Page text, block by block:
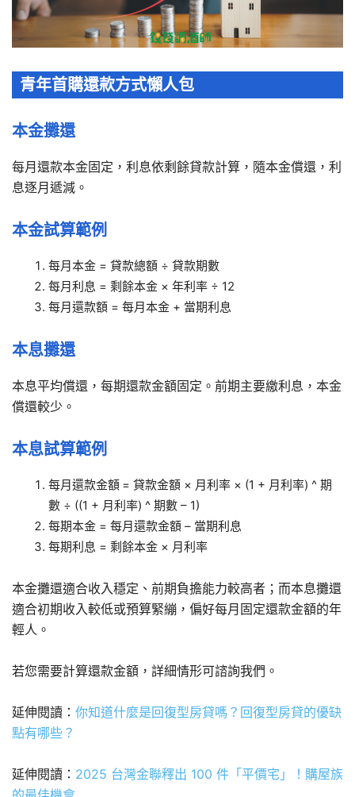
青年首購還款方式懶人包
本金攤還
每月還款本金固定，利息依剩餘貸款計算，隨本金償還，利
息逐月遞減。
本金試算範例
每月本金 = 貸款總額 ÷ 貸款期數
每月利息 = 剩餘本金 × 年利率 ÷ 12
每月還款額 = 每月本金 + 當期利息
本息攤還
本息平均償還，每期還款金額固定。前期主要繳利息，本金
償還較少。
本息試算範例
每月還款金額 = 貸款金額 × 月利率 × (1 + 月利率) ^ 期
數 ÷ ((1 + 月利率) ^ 期數 – 1)
每期本金 = 每月還款金額 – 當期利息
每期利息 = 剩餘本金 × 月利率
本金攤還適合收入穩定、前期負擔能力較高者；而本息攤還
適合初期收入較低或預算緊繃，偏好每月固定還款金額的年
輕人。
若您需要計算還款金額，詳細情形可諮詢我們。
延伸閱讀： 你知道什麼是回復型房貸嗎？回復型房貸的優缺
點有哪些？
延伸閱讀： 2025 台灣金聯釋出 100 件「平價宅」！購屋族